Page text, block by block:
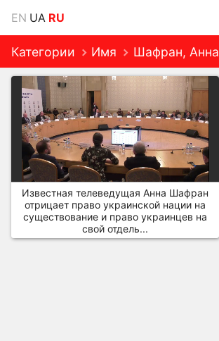
EN UA RU
Категории Имя Шафран, Анна
Известная телеведущая Анна Шафран
отрицает право украинской нации на
существование и право украинцев на
свой отдель...